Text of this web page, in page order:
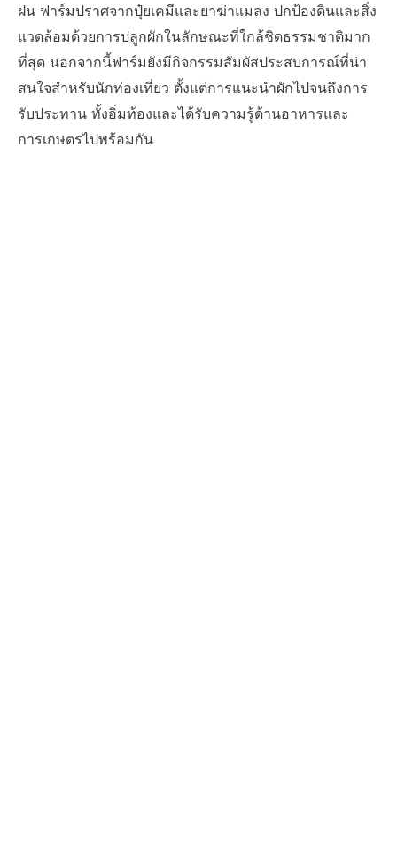
ฝน ฟาร์มปราศจากปุ๋ยเคมีและยาฆ่าแมลง ปกป้องดินและสิ่ง
แวดล้อมด้วยการปลูกผักในลักษณะที่ใกล้ชิดธรรมชาติมาก
ที่สุด นอกจากนี้ฟาร์มยังมีกิจกรรมสัมผัสประสบการณ์ที่น่า
สนใจสำหรับนักท่องเที่ยว ตั้งแต่การแนะนำผักไปจนถึงการ
รับประทาน ทั้งอิ่มท้องและได้รับความรู้ด้านอาหารและ
การเกษตรไปพร้อมกัน